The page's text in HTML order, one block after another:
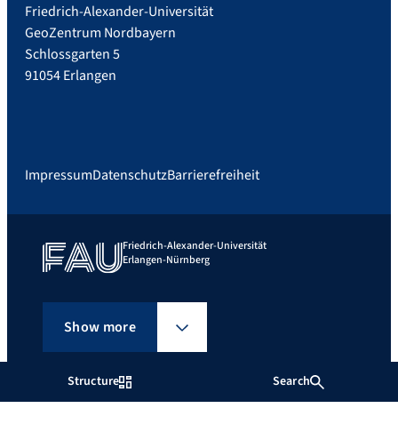
Structure Search
Friedrich-Alexander-Universität
GeoZentrum Nordbayern
Schlossgarten 5
91054 Erlangen
ImpressumDatenschutzBarrierefreiheit
Friedrich-Alexander-Universität
Erlangen-Nürnberg
Show more